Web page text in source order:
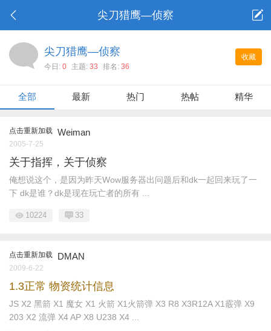
尖刀猎鹰—侦察
收藏
尖刀猎鹰—侦察
今日: 0 主题: 33 排名: 36
全部 最新 热门 热帖 精华
点击重新加载 Weiman
2005-7-25
关于指挥，关于侦察
俺想说这个，是因为昨天Wow服务器出问题后和dk一起回来玩了一
下 dk是谁？dk是现在玩亡者的所有 ...
10224 33
点击重新加载 DMAN
2009-6-22
1.3正常 物资统计信息
JS X2 黑箭 X1 魔女 X1 火箭 X1火箭弹 X3 R8 X3R12A X1霰弹 X9
203 X2 流弹 X4 AP X8 U238 X4 ...